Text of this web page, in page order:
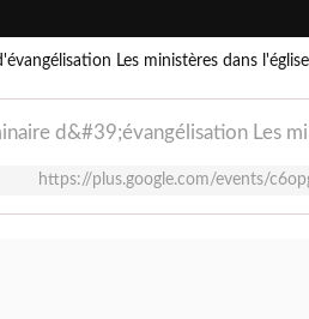
Les ministères dans
https://plus.google.com/events/